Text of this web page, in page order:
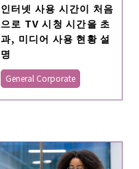
인터넷 사용 시간이 처음
으로 TV 시청 시간을 초
과, 미디어 사용 현황 설
명
General Corporate